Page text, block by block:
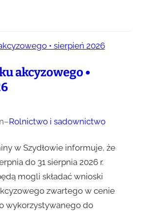
akcyzowego •
–Rolnictwo i sadownictwo
w Szydłowie informuje, że
do 31 sierpnia 2026 r.
mogli składać wnioski
zwartego w cenie
wykorzystywanego do